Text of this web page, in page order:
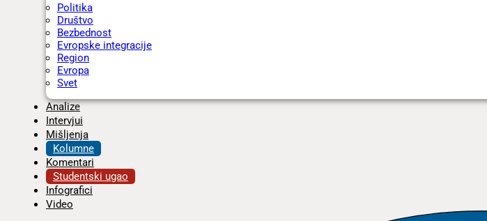
Politika
Društvo
Bezbednost
Evropske integracije
Region
Evropa
Svet
Analize
Intervjui
Mišljenja
Kolumne
Komentari
Studentski ugao
Infografici
Video